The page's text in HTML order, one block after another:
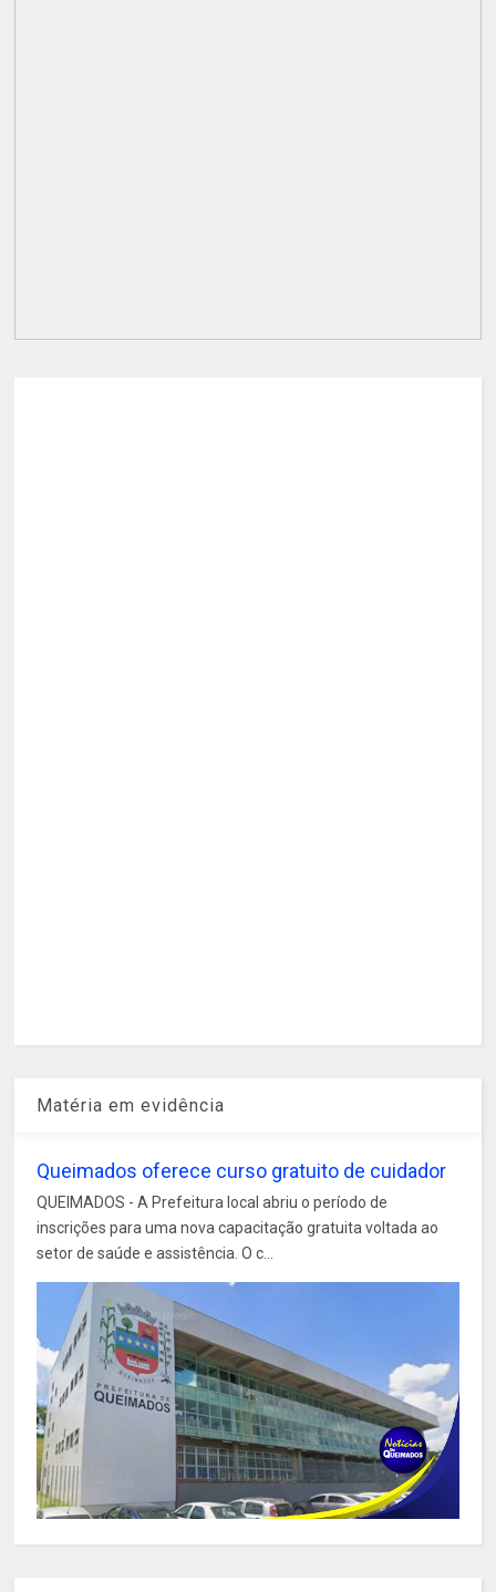
Matéria em evidência
Queimados oferece curso gratuito de cuidador
QUEIMADOS - A Prefeitura local abriu o período de
inscrições para uma nova capacitação gratuita voltada ao
setor de saúde e assistência. O c...